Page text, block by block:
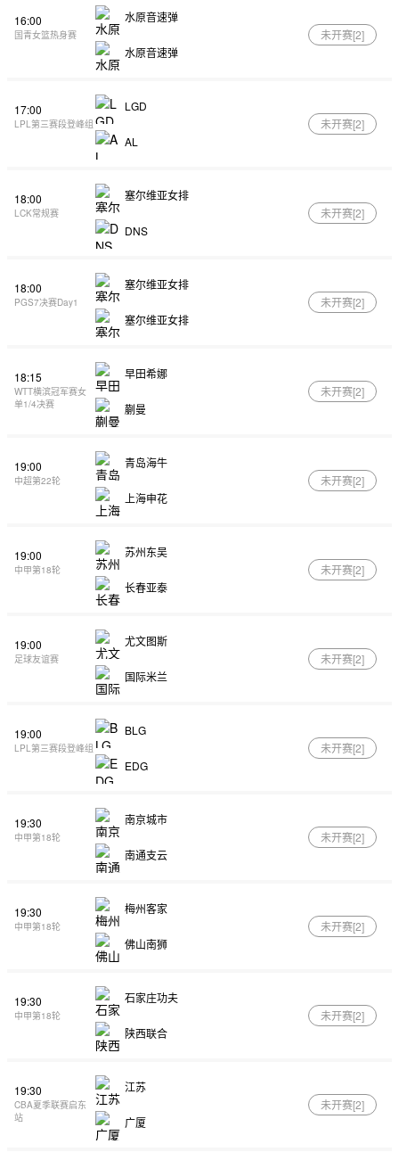
16:00
国青女篮热身赛
水原音速弹
水原音速弹
未开赛[2]
17:00
LPL第三赛段登峰组
LGD
AL
未开赛[2]
18:00
LCK常规赛
塞尔维亚女排
DNS
未开赛[2]
18:00
PGS7决赛Day1
塞尔维亚女排
塞尔维亚女排
未开赛[2]
18:15
WTT横滨冠军赛女
单1/4决赛
早田希娜
蒯曼
未开赛[2]
19:00
中超第22轮
青岛海牛
上海申花
未开赛[2]
19:00
中甲第18轮
苏州东吴
长春亚泰
未开赛[2]
19:00
足球友谊赛
尤文图斯
国际米兰
未开赛[2]
19:00
LPL第三赛段登峰组
BLG
EDG
未开赛[2]
19:30
中甲第18轮
南京城市
南通支云
未开赛[2]
19:30
中甲第18轮
梅州客家
佛山南狮
未开赛[2]
19:30
中甲第18轮
石家庄功夫
陕西联合
未开赛[2]
19:30
CBA夏季联赛启东
站
江苏
广厦
未开赛[2]